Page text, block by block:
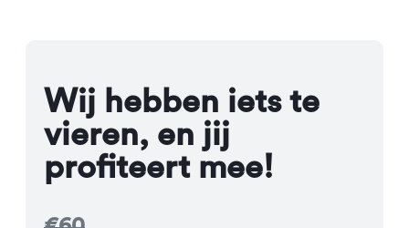
Wij hebben iets te
vieren, en jij
profiteert mee!